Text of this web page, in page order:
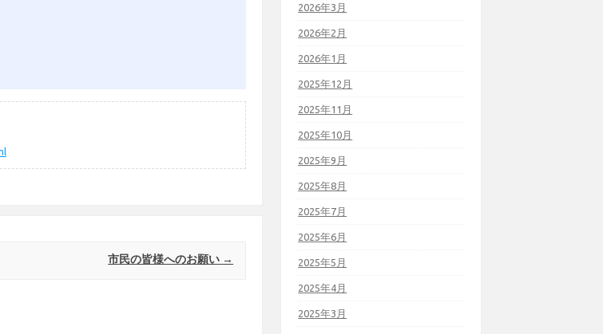
市民の皆様へのお願い →
2026年3月
2026年2月
2026年1月
2025年12月
2025年11月
2025年10月
2025年9月
2025年8月
2025年7月
2025年6月
2025年5月
2025年4月
2025年3月